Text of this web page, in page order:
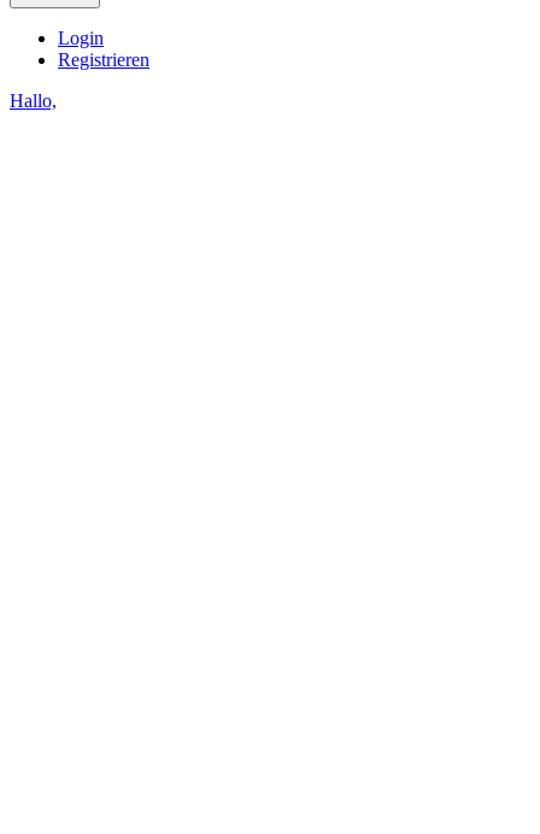
Login
Registrieren
Hallo,